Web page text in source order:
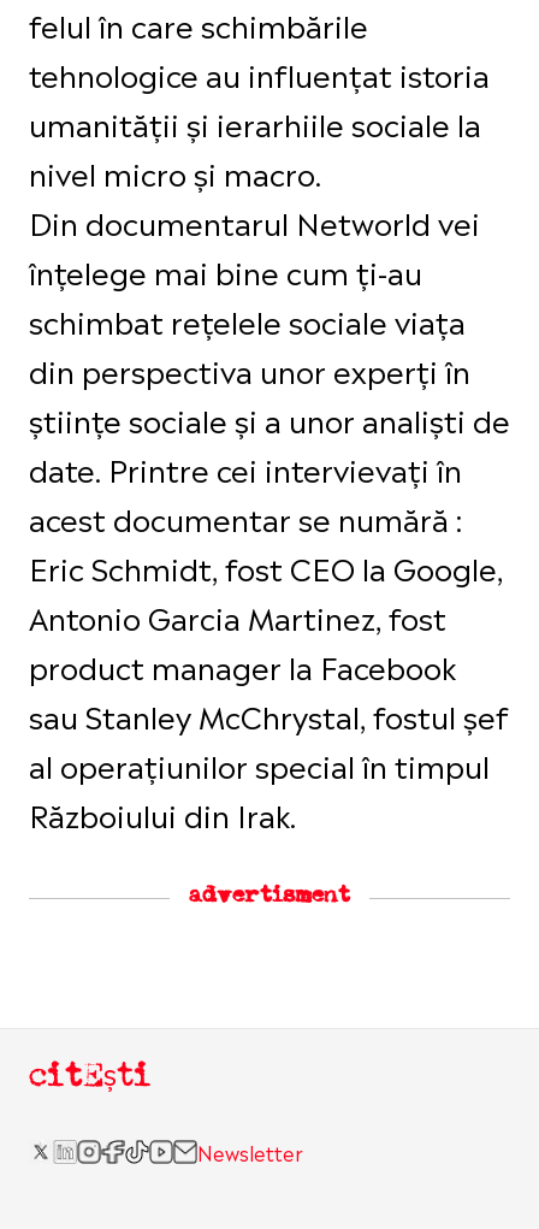
felul în care schimbările
tehnologice au influențat istoria
umanității și ierarhiile sociale la
nivel micro și macro.
Din documentarul Networld vei
înțelege mai bine cum ți-au
schimbat rețelele sociale viața
din perspectiva unor experți în
științe sociale și a unor analiști de
date. Printre cei intervievați în
acest documentar se numără :
Eric Schmidt, fost CEO la Google,
Antonio Garcia Martinez, fost
product manager la Facebook
sau Stanley McChrystal, fostul șef
al operațiunilor special în timpul
Războiului din Irak.
advertisment
citEști
Newsletter